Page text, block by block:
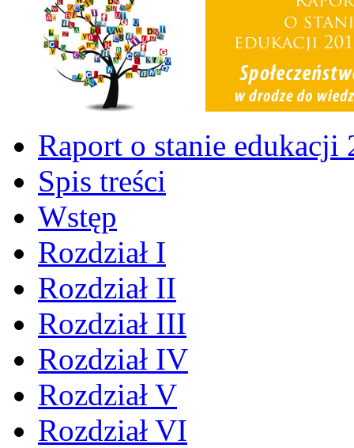
Raport o stanie edukacji
Spis treści
Wstęp
Rozdział I
Rozdział II
Rozdział III
Rozdział IV
Rozdział V
Rozdział VI